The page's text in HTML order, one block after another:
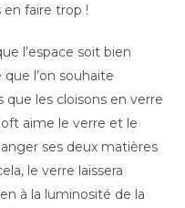
faire trop !
l’espace soit bien
l’on souhaite
que les cloisons en verre
aime le verre et le
ses deux matières
le verre laissera
à la luminosité de la